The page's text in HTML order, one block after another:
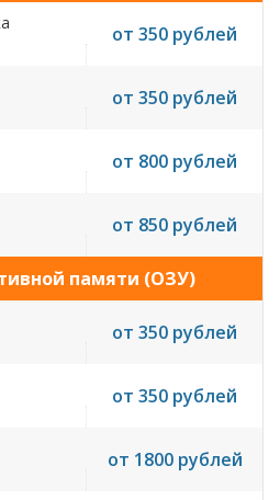
от 350 рублей
от 350 рублей
от 800 рублей
от 850 рублей
памяти (ОЗУ)
от 350 рублей
от 350 рублей
от 1800 рублей